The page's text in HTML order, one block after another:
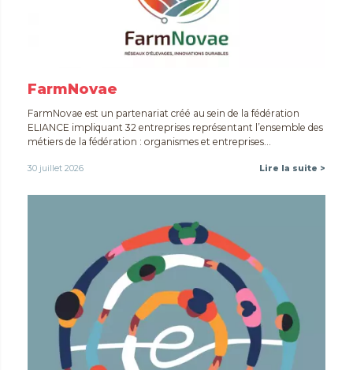
FarmNovae
FarmNovae est un partenariat créé au sein de la fédération
ELIANCE impliquant 32 entreprises représentant l’ensemble des
métiers de la fédération : organismes et entreprises...
30 juillet 2026 Lire la suite >